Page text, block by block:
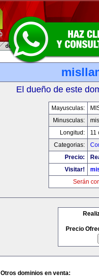
El dueño de este
Mayusculas:
Minusculas:
Longitud:
11
Categorias:
Precio:
Visitar!
Serán
Precio
Otros dominios en venta: